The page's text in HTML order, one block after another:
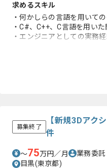
求めるスキル
・何かしらの言語を用いて
・C#、C++、C言語を用い
・エンジニアとしての実務
募集終了
【新規3Dアク
件
〜75万円／月 業務委託
目黒(東京都)